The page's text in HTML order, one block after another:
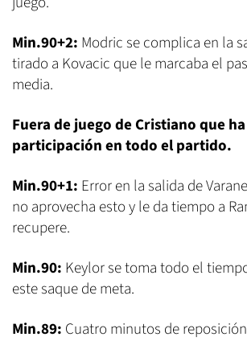
Min.90+2: Modric se complica en la
tirado a Kovacic que le marcaba el
media.
Fuera de juego de Cristiano que
participación en todo el partido.
Min.90+1: Error en la salida de
no aprovecha esto y le da tiempo a
recupere.
Min.90: Keylor se toma todo el
este saque de meta.
Min.89: Cuatro minutos de